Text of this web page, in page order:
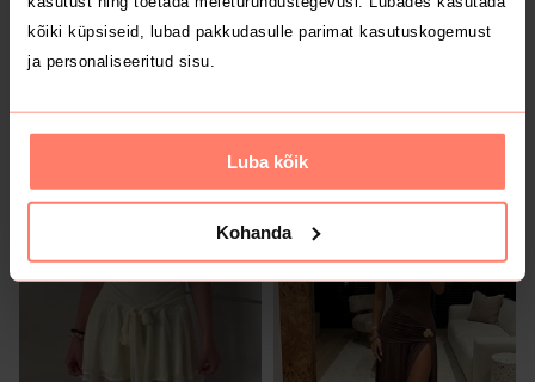
kõiki küpsiseid, lubad pakkudasulle parimat kasutuskogemust
ja personaliseeritud sisu.
Luba kõik
Kohanda
M 150 €